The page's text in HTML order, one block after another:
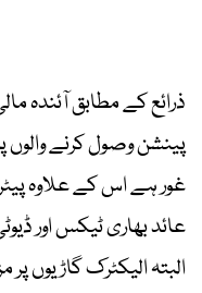
ذرائع کے مطابق آئندہ
پینشن وصول کرنے والوں
غور ہے اس کے علاوہ
عائد بھاری ٹیکس اور
البتہ الیکٹرک گاڑیوں